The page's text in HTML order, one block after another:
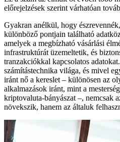
előrejelzések szerint várhatóan
Gyakran anélkül, hogy
különböző pontjain található
amelyek a megbízható vásárlási
infrastruktúrát üzemeltetik, és
tranzakciókkal kapcsolatos
számítástechnika világa, és mivel
iránt nő a kereslet – különösen az
alkalmazások iránt, mint a
kriptovaluta-bányászat –, nemcsak
növekszik, hanem az általuk